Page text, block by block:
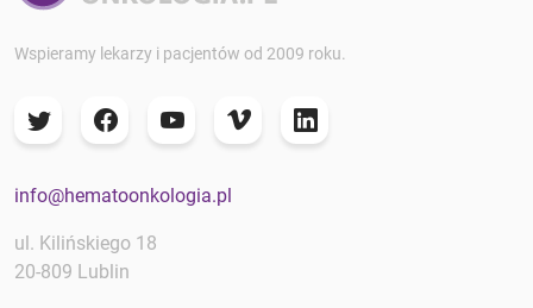
Wspieramy lekarzy i pacjentów od 2009 roku.
info@hematoonkologia.pl
ul. Kilińskiego 18
20-809 Lublin